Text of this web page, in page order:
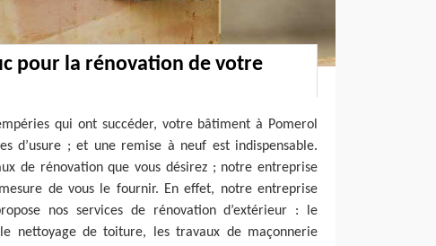
pour la rénovation de votre
qui ont succéder, votre bâtiment à Pomerol
d’usure ; et une remise à neuf est indispensable.
de rénovation que vous désirez ; notre entreprise
de vous le fournir. En effet, notre entreprise
nos services de rénovation d’extérieur : le
nettoyage de toiture, les travaux de maçonnerie